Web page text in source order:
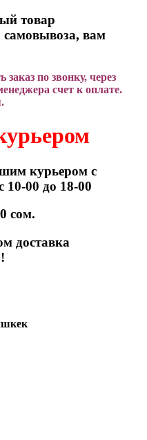
товар
самовывоза, вам
по звонку, через
счет к оплате.
курьером с
10-00 до 18-00
сом.
доставка